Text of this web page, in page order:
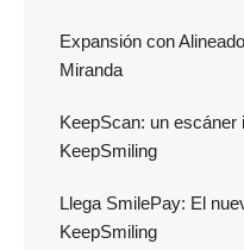
Expansión con
Miranda
KeepScan: un escáner
KeepSmiling
Llega SmilePay: El
KeepSmiling